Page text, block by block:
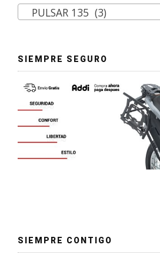
PULSAR 135 (3)
SIEMPRE SEGURO
SIEMPRE CONTIGO